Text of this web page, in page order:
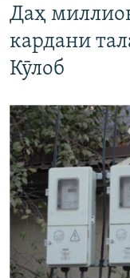
Даҳ
кардани
Кӯлоб